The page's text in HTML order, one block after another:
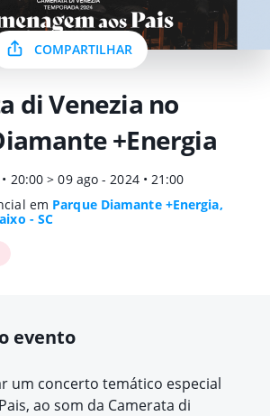
COMPARTILHAR
di Venezia no
+Energia
20:00 > 09 ago - 2024 • 21:00
em Parque Diamante +Energia,
- SC
evento
um concerto temático especial
ao som da Camerata di